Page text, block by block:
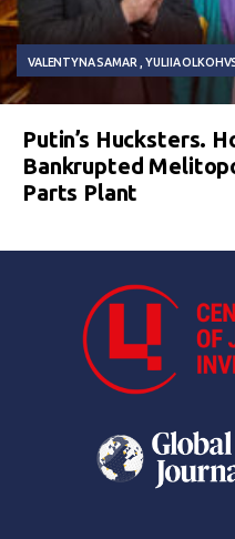
VALENTYNA SAMAR YULIIA
Putin’s Hucksters.
Bankrupted
Parts Plant